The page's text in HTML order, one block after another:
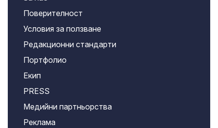
Поверителност
Условия за ползване
Редакционни стандарти
Портфолио
Екип
PRESS
Медийни партньорства
Реклама